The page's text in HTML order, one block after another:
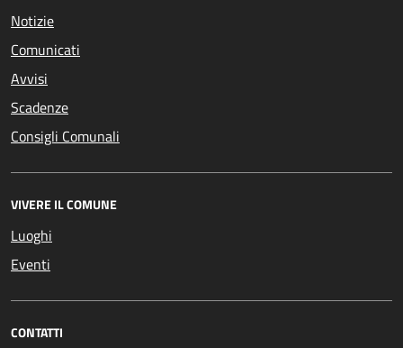
Notizie
Comunicati
Avvisi
Scadenze
Consigli Comunali
VIVERE IL COMUNE
Luoghi
Eventi
CONTATTI